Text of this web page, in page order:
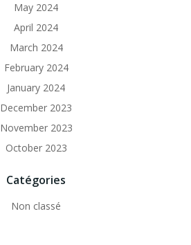
May 2024
April 2024
March 2024
February 2024
January 2024
December 2023
November 2023
October 2023
Catégories
Non classé